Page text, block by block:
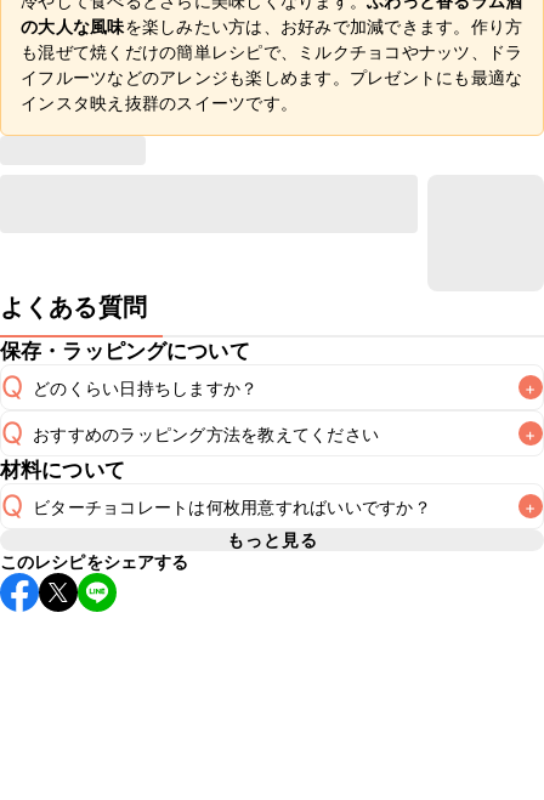
の大人な風味を楽しみたい方は、お好みで加減できます。作り方
も混ぜて焼くだけの簡単レシピで、ミルクチョコやナッツ、ドラ
イフルーツなどのアレンジも楽しめます。プレゼントにも最適な
インスタ映え抜群のスイーツです。
よくある質問
保存・ラッピングについて
Q どのくらい日持ちしますか？ +
A
冷蔵保存で2~3日が目安です。なるべくお早めにお召し上が
Q おすすめのラッピング方法を教えてください +
A こちら
材料について
Q ビターチョコレートは何枚用意すればいいですか？ +
A
2枚使用しています。メーカーによって1枚あたりのg数が異
なるため、パッケージに記載されているg数をご確認のうえ
もっと見る
このレシピをシェアする